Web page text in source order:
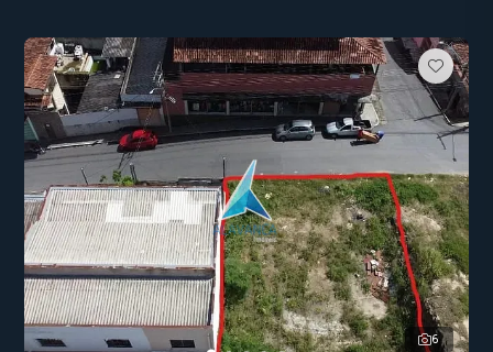
6